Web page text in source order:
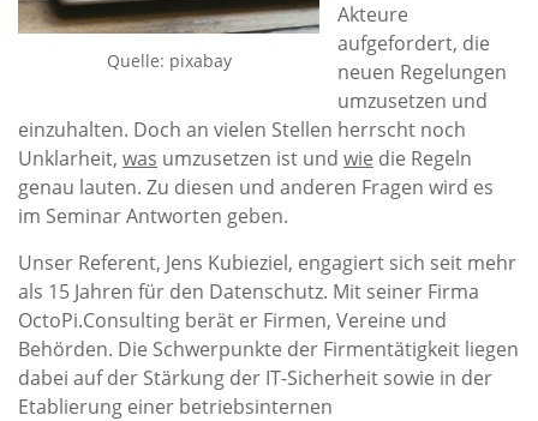
Quelle: pixabay
Akteure
aufgefordert, die
neuen Regelungen
umzusetzen und
einzuhalten. Doch an vielen Stellen herrscht noch
Unklarheit, was umzusetzen ist und wie die Regeln
genau lauten. Zu diesen und anderen Fragen wird es
im Seminar Antworten geben.
Unser Referent, Jens Kubieziel, engagiert sich seit mehr
als 15 Jahren für den Datenschutz. Mit seiner Firma
OctoPi.Consulting berät er Firmen, Vereine und
Behörden. Die Schwerpunkte der Firmentätigkeit liegen
dabei auf der Stärkung der IT-Sicherheit sowie in der
Etablierung einer betriebsinternen